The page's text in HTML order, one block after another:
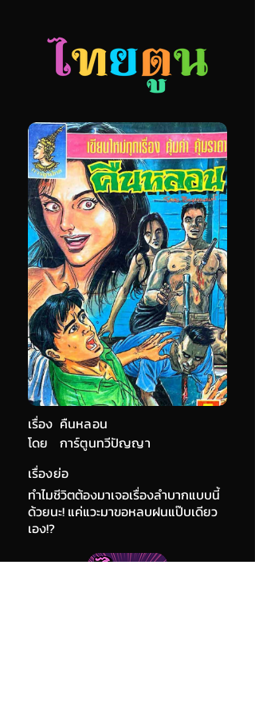
เรื่อง คืนหลอน
การ์ตูนทวีปัญญา
โดย
เรื่องย่อ
ทำไมชีวิตต้องมาเจอเรื่องลำบากแบบนี้
ด้วยนะ! แค่แวะมาขอหลบฝนแป๊บเดียว
เอง!?